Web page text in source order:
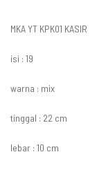
MKA YT KPK01 KASIR
isi : 19
warna : mix
tinggal : 22 cm
lebar : 10 cm